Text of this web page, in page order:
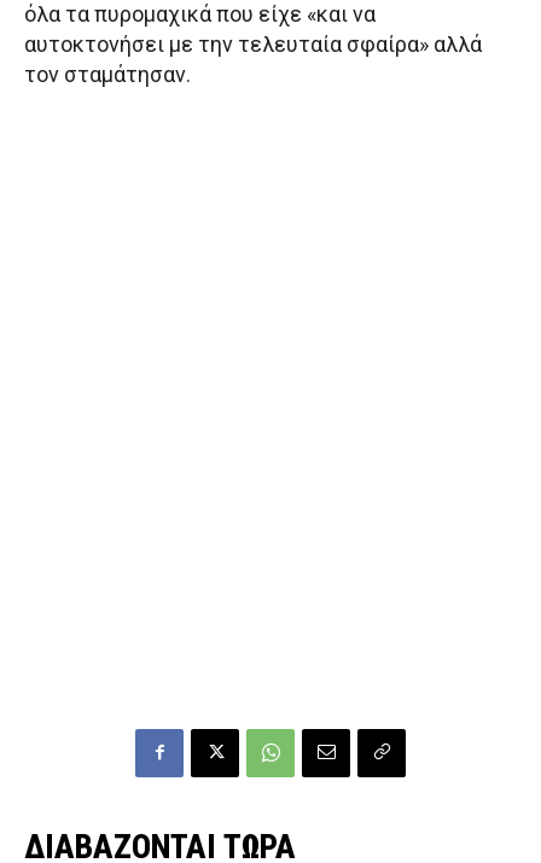
όλα τα πυρομαχικά που είχε «και να
αυτοκτονήσει με την τελευταία σφαίρα» αλλά
τον σταμάτησαν.
ΔΙΑΒΑΖΟΝΤΑΙ ΤΩΡΑ